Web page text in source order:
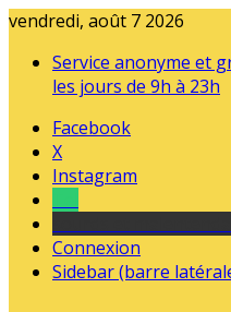
vendredi, août 7 2026
Service anonyme et
les jours de 9h à 23h
Facebook
X
Instagram
Connexion
Sidebar (barre